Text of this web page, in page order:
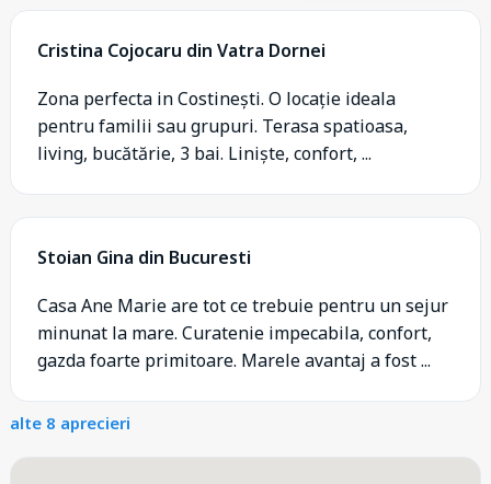
Cristina Cojocaru din Vatra Dornei
Zona perfecta in Costinești. O locație ideala
pentru familii sau grupuri. Terasa spatioasa,
living, bucătărie, 3 bai. Liniște, confort, ...
Stoian Gina din Bucuresti
Casa Ane Marie are tot ce trebuie pentru un sejur
minunat la mare. Curatenie impecabila, confort,
gazda foarte primitoare. Marele avantaj a fost ...
alte 8 aprecieri